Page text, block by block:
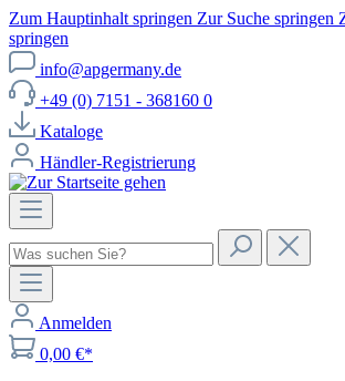
Zum Hauptinhalt springen Zur Suche springen
springen
info@apgermany.de
+49 (0) 7151 - 368160 0
Kataloge
Händler-Registrierung
Anmelden
0,00 €*